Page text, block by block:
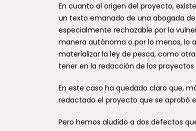
En cuanto al origen del proyecto,
un texto emanado de una abogada
especialmente rechazable por la
manera autónoma o por lo menos, lo
materializar la ley de pesca, como
tener en la redacción de los proyectos
En este caso ha quedado claro que,
redactado el proyecto que se aprobó
Pero hemos aludido a dos defectos
Frente a la emergencia provocada
por los recientes eventos
meteorológicos, la Subsecretaría de
Pesca y Acuicultura (Subpesca) puso
en...
especies de avispas de
Darwin en Sudamérica, una
de ellas en la Región del